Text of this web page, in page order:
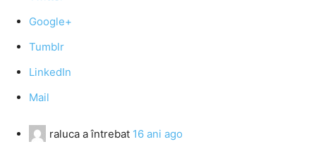
Google+
Tumblr
LinkedIn
Mail
raluca a întrebat 16 ani ago